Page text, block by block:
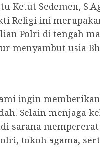
Ketut Sedemen,
Religi ini
Polri di tengah
menyambut usia
ingin
Selain menjaga
sarana
tokoh agama,